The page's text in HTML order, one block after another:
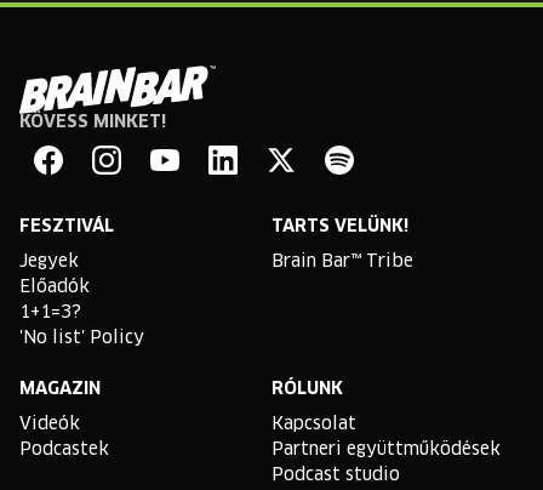
Brain
Bar
KÖVESS MINKET!
FESZTIVÁL
Jegyek
Előadók
1+1=3?
'No list' Policy
TARTS VELÜNK!
Brain Bar™ Tribe
MAGAZIN
Videók
Podcastek
RÓLUNK
Kapcsolat
Partneri együttműködések
Podcast studio